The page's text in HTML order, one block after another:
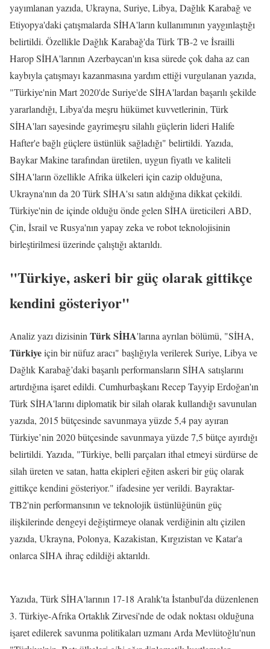
yayımlanan yazıda, Ukrayna, Suriye, Libya, Dağlık Karabağ ve
Etiyopya'daki çatışmalarda SİHA'ların kullanımının yaygınlaştığı
belirtildi. Özellikle Dağlık Karabağ'da Türk TB-2 ve İsrailli
Harop SİHA'larının Azerbaycan'ın kısa sürede çok daha az can
kaybıyla çatışmayı kazanmasına yardım ettiği vurgulanan yazıda,
"Türkiye'nin Mart 2020'de Suriye'de SİHA'lardan başarılı şekilde
yararlandığı, Libya'da meşru hükümet kuvvetlerinin, Türk
SİHA'ları sayesinde gayrimeşru silahlı güçlerin lideri Halife
Hafter'e bağlı güçlere üstünlük sağladığı" belirtildi. Yazıda,
Baykar Makine tarafından üretilen, uygun fiyatlı ve kaliteli
SİHA'ların özellikle Afrika ülkeleri için cazip olduğuna,
Ukrayna'nın da 20 Türk SİHA'sı satın aldığına dikkat çekildi.
Türkiye'nin de içinde olduğu önde gelen SİHA üreticileri ABD,
Çin, İsrail ve Rusya'nın yapay zeka ve robot teknolojisinin
birleştirilmesi üzerinde çalıştığı aktarıldı.
"Türkiye, askeri bir güç olarak gittikçe
kendini gösteriyor"
Analiz yazı dizisinin Türk SİHA'larına ayrılan bölümü, "SİHA,
Türkiyeiçin bir nüfuz aracı" başlığıyla verilerek Suriye, Libya ve
Dağlık Karabağ’daki başarılı performansların SİHA satışlarını
artırdığına işaret edildi. Cumhurbaşkanı Recep Tayyip Erdoğan'ın
Türk SİHA'larını diplomatik bir silah olarak kullandığı savunulan
yazıda, 2015 bütçesinde savunmaya yüzde 5,4 pay ayıran
Türkiye’nin 2020 bütçesinde savunmaya yüzde 7,5 bütçe ayırdığı
belirtildi. Yazıda, "Türkiye, belli parçaları ithal etmeyi sürdürse de
silah üreten ve satan, hatta ekipleri eğiten askeri bir güç olarak
gittikçe kendini gösteriyor." ifadesine yer verildi. Bayraktar-
TB2'nin performansının ve teknolojik üstünlüğünün güç
ilişkilerinde dengeyi değiştirmeye olanak verdiğinin altı çizilen
yazıda, Ukrayna, Polonya, Kazakistan, Kırgızistan ve Katar'a
onlarca SİHA ihraç edildiği aktarıldı.
Yazıda, Türk SİHA'larının 17-18 Aralık'ta İstanbul'da düzenlenen
3. Türkiye-Afrika Ortaklık Zirvesi'nde de odak noktası olduğuna
işaret edilerek savunma politikaları uzmanı Arda Mevlütoğlu'nun